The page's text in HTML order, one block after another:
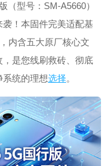
（型号：SM-A5660）
！本固件完美适配基
内含五大原厂核心文
是您线刷救砖、彻底
系统的理想选择。